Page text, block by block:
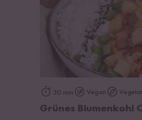
30 min Vegan
Grünes Blumenkohl